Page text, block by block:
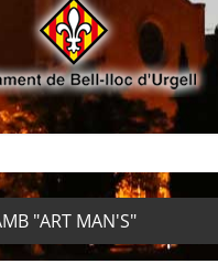
"ART MAN'S"